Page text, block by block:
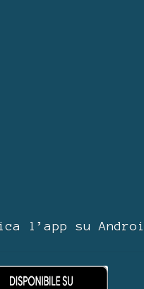
l’app su